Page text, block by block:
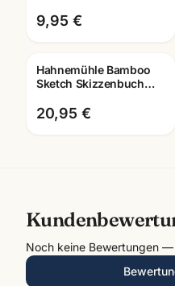
Kuenstlerpapier
Mannheim
9,95 €
Hahnemühle Bamboo
Sketch Skizzenbuch
A4/A5 · Künstlerbedarf
20,95 €
Noch keine Bewertungen